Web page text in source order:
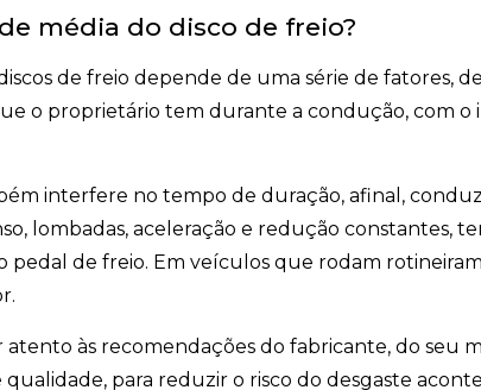
média do disco de freio?
de freio depende de uma série de fatores,
o proprietário tem durante a condução, com o
interfere no tempo de duração, afinal,
lombadas, aceleração e redução constantes,
pedal de freio. Em veículos que rodam
atento às recomendações do fabricante, do seu
qualidade, para reduzir o risco do desgaste